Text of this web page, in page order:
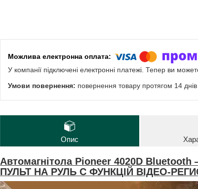
У компанії підключені електронні платежі. Тепер ви
повернення товару протягом 14 днів
Опис
Автомагнітола Pioneer 4020D Bluetooth
ПУЛЬТ НА РУЛЬ С ФУНКЦІЙ ВІДЕО-